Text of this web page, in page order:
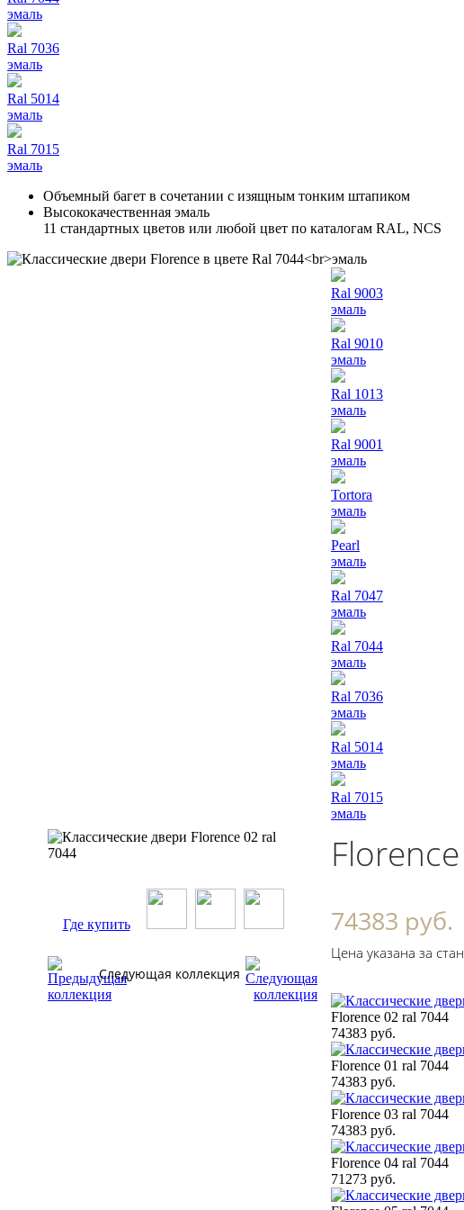
эмаль
Ral 7036
эмаль
Ral 5014
эмаль
Ral 7015
эмаль
Объемный багет в сочетании с изящным тонким штапиком
Высококачественная эмаль
11 стандартных цветов или любой цвет по каталогам RAL, NCS
Где купить
Следующая коллекция
Ral 9003
эмаль
Ral 9010
эмаль
Ral 1013
эмаль
Ral 9001
эмаль
Tortora
эмаль
Pearl
эмаль
Ral 7047
эмаль
Ral 7044
эмаль
Ral 7036
эмаль
Ral 5014
эмаль
Ral 7015
эмаль
74383 руб.
Цена указана за
Florence 02 ral 7044
74383 руб.
Florence 01 ral 7044
74383 руб.
Florence 03 ral 7044
74383 руб.
Florence 04 ral 7044
71273 руб.